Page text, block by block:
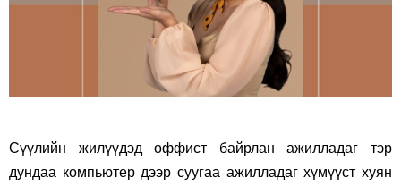
Сүүлийн жилүүдэд оффист байрлан ажилладаг тэр
дундаа компьютер дээр суугаа ажилладаг хүмүүст хуян